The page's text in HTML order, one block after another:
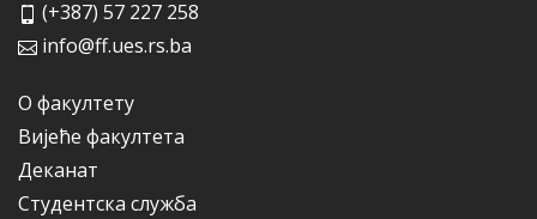
(+387) 57 227 258
info@ff.ues.rs.ba
О факултету
Вијеће факултета
Деканат
Студентска служба